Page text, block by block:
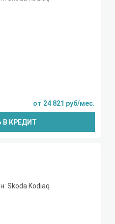
от 24 821 руб/мес.
В КРЕДИТ